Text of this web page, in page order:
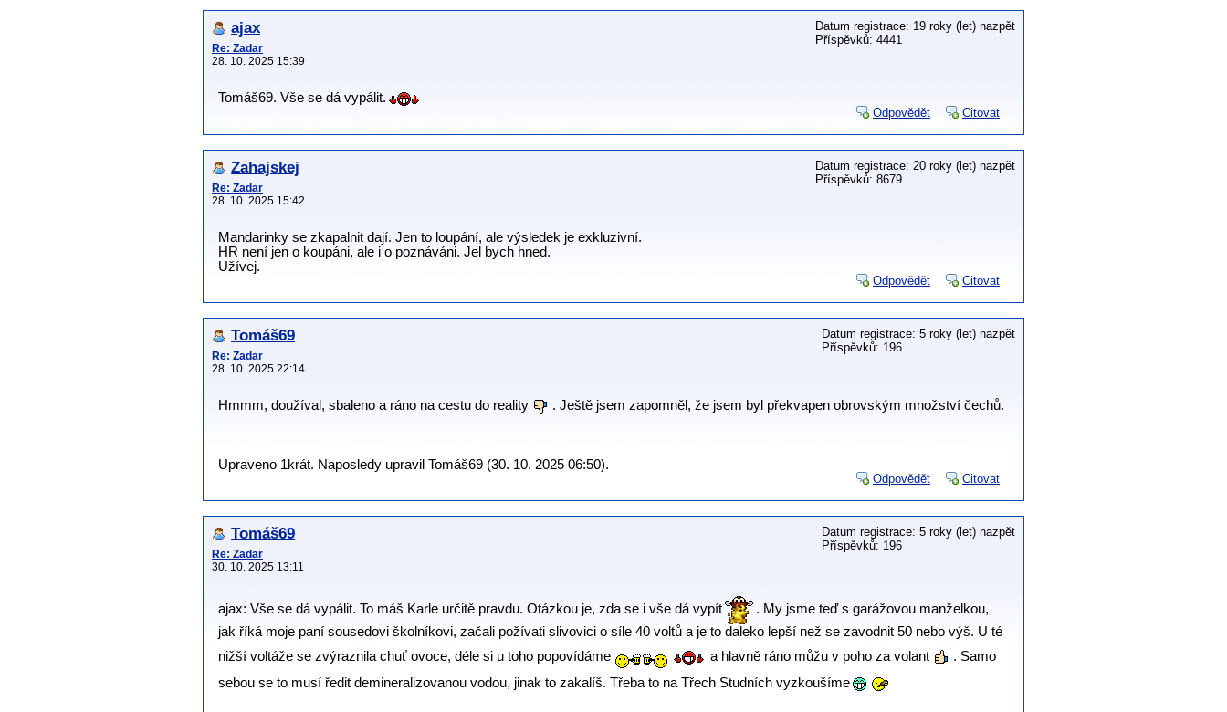
ajax
Re: Zadar
28. 10. 2025 15:39
Datum registrace: 19 roky (let) nazpět
Příspěvků: 4441
Tomáš69. Vše se dá vypálit.
Odpovědět Citovat
Zahajskej
Re: Zadar
28. 10. 2025 15:42
Datum registrace: 20 roky (let) nazpět
Příspěvků: 8679
Mandarinky se zkapalnit dají. Jen to loupání, ale výsledek je exkluzivní.
HR není jen o koupáni, ale i o poznáváni. Jel bych hned.
Užívej.
Odpovědět Citovat
Tomáš69
Re: Zadar
28. 10. 2025 22:14
Datum registrace: 5 roky (let) nazpět
Příspěvků: 196
Hmmm, doužíval, sbaleno a ráno na cestu do reality . Ještě jsem zapomněl, že jsem byl překvapen obrovským množství čechů.
Upraveno 1krát. Naposledy upravil Tomáš69 (30. 10. 2025 06:50).
Odpovědět Citovat
Tomáš69
Re: Zadar
30. 10. 2025 13:11
Datum registrace: 5 roky (let) nazpět
Příspěvků: 196
ajax: Vše se dá vypálit. To máš Karle určitě pravdu. Otázkou je, zda se i vše dá vypít
. My jsme teď s garážovou manželkou,
jak říká moje paní sousedovi školníkovi, začali požívati slivovici o síle 40 voltů a je to daleko lepší než se zavodnit 50 nebo výš. U té
nižší voltáže se zvýraznila chuť ovoce, déle si u toho popovídáme
a hlavně ráno můžu v poho za volant
. Samo
sebou se to musí ředit demineralizovanou vodou, jinak to zakalíš. Třeba to na Třech Studních vyzkoušíme